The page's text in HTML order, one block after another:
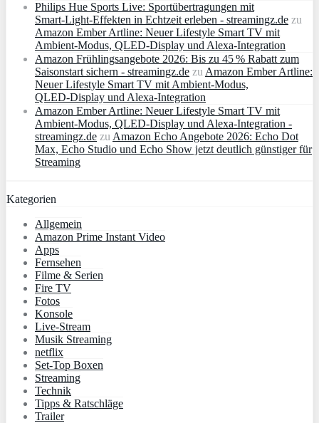
Philips Hue Sports Live: Sportübertragungen mit
Smart‑Light‑Effekten in Echtzeit erleben - streamingz.de zu
Amazon Ember Artline: Neuer Lifestyle Smart TV mit
Ambient‑Modus, QLED‑Display und Alexa‑Integration
Amazon Frühlingsangebote 2026: Bis zu 45 % Rabatt zum
Saisonstart sichern - streamingz.de zu Amazon Ember Artline:
Neuer Lifestyle Smart TV mit Ambient‑Modus,
QLED‑Display und Alexa‑Integration
Amazon Ember Artline: Neuer Lifestyle Smart TV mit
Ambient‑Modus, QLED‑Display und Alexa‑Integration -
streamingz.de zu Amazon Echo Angebote 2026: Echo Dot
Max, Echo Studio und Echo Show jetzt deutlich günstiger für
Streaming
Kategorien
Allgemein
Amazon Prime Instant Video
Apps
Fernsehen
Filme & Serien
Fire TV
Fotos
Konsole
Live-Stream
Musik Streaming
netflix
Set-Top Boxen
Streaming
Technik
Tipps & Ratschläge
Trailer